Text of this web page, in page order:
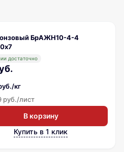
БрАЖН10-4-4
достаточно
кг
руб./лист
В корзину
Купить в 1 клик